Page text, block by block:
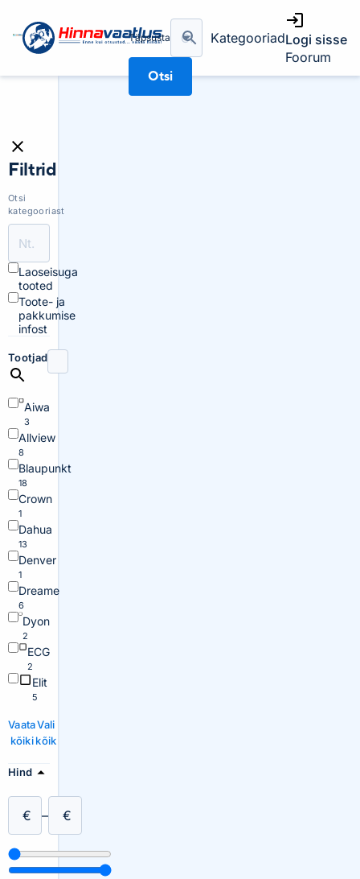
Täpsusta
Otsi
KategooriadLogi sisse
Foorum
Filtrid
Otsi
kategooriast
Laoseisuga
tooted
Toote- ja
pakkumise
infost
Tootjad
Aiwa
3
Allview
8
Blaupunkt
18
Crown
1
Dahua
13
Denver
1
Dreame
6
Dyon
2
ECG
2
Elit
5
Vaata
kõiki
Vali
kõik
Hind
€ – €